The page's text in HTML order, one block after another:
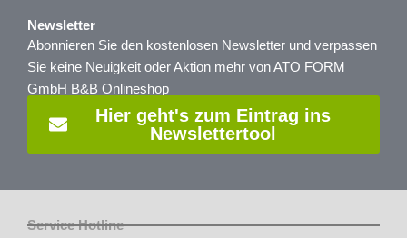
Newsletter
Abonnieren Sie den kostenlosen Newsletter und verpassen
Sie keine Neuigkeit oder Aktion mehr von ATO FORM
GmbH B&B Onlineshop
Hier geht's zum Eintrag ins
Newslettertool
Service Hotline